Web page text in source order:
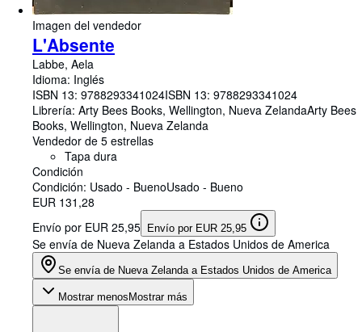
Imagen del vendedor
L'Absente
Labbe, Aela
Idioma: Inglés
ISBN 13: 9788293341024ISBN 13: 9788293341024
Librería: Arty Bees Books, Wellington, Nueva ZelandaArty Bees
Books, Wellington, Nueva Zelanda
Vendedor de 5 estrellas
Tapa dura
Condición
Condición: Usado - BuenoUsado - Bueno
EUR 131,28
Envío por EUR 25,95
Envío por EUR 25,95
Se envía de Nueva Zelanda a Estados Unidos de America
Se envía de Nueva Zelanda a Estados Unidos de America
Mostrar menos Mostrar más